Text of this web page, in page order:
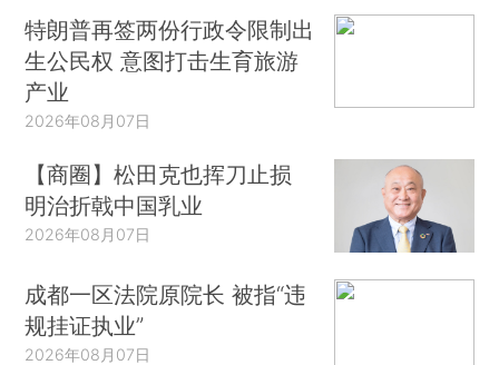
特朗普再签两份行政令限制出
生公民权 意图打击生育旅游
产业
2026年08月07日
【商圈】松田克也挥刀止损
明治折戟中国乳业
2026年08月07日
成都一区法院原院长 被指“违
规挂证执业”
2026年08月07日